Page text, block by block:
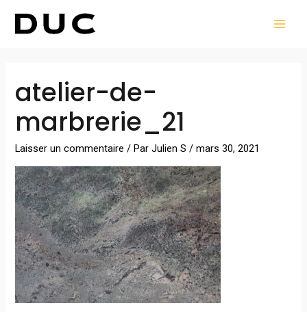
atelier-de-
marbrerie_21
Laisser un commentaire / ParJulien S/mars 30, 2021
des